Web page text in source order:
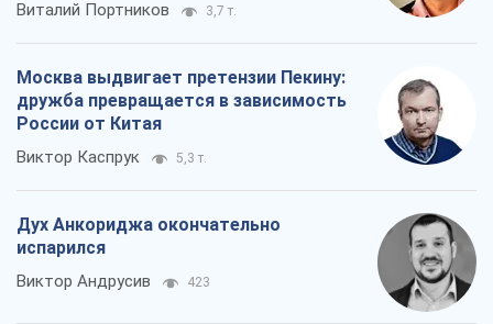
Виталий Портников 3,7 т.
Москва выдвигает претензии Пекину:
дружба превращается в зависимость
России от Китая
Виктор Каспрук 5,3 т.
Дух Анкориджа окончательно
испарился
Виктор Андрусив 423